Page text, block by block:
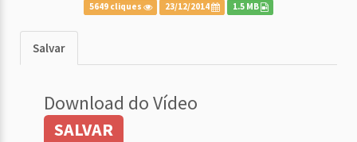
5649 cliques 23/12/2014 1.5 MB
Salvar
Download do Vídeo
SALVAR